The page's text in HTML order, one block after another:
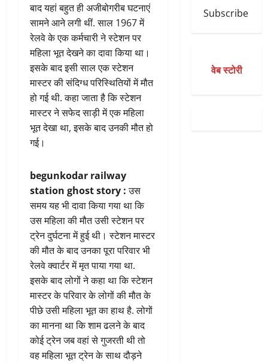
बाद यहां बहुत ही अजीबोगरीब घटनाएं
सामने आने लगी थीं. साल 1967 में
रेलवे के एक कर्मचारी ने स्टेशन पर
महिला भूत देखने का दावा किया था।
इसके बाद इसी साल एक स्टेशन
मास्टर की संदिग्ध परिस्थितियों में मौत
हो गई थी. कहा जाता है कि स्टेशन
मास्टर ने सफेद साड़ी में एक महिला
भूत देखा था, इसके बाद उनकी मौत हो
गई।
begunkodar railway
station ghost story :उस
समय यह भी दावा किया गया था कि
उस महिला की मौत उसी स्टेशन पर
ट्रेन दुर्घटना में हुई थी। स्टेशन मास्टर
की मौत के बाद उनका पूरा परिवार भी
रेलवे क्वार्टर में मृत पाया गया था.
इसके बाद लोगों ने कहा था कि स्टेशन
मास्टर के परिवार के लोगों की मौत के
पीछे उसी महिला भूत का हाथ है. लोगों
का मानना था कि शाम ढलने के बाद
कोई ट्रेन जब वहां से गुजरती थी तो
वह महिला भूत ट्रेन के साथ दौड़ने
Subscribe
वेब स्टोरी